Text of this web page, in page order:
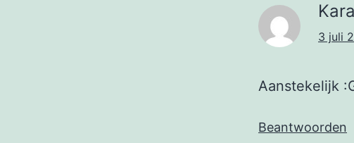
3 juli
Aanstekelijk
Beantwoorden